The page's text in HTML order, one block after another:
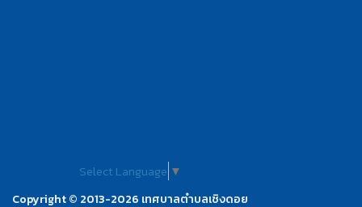
Select Language ▼
Copyright © 2013-2026 เทศบาลตำบลเชิงดอย